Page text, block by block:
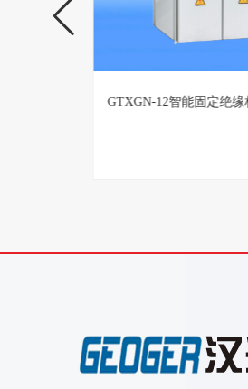
TBBZ高压无功自动补偿